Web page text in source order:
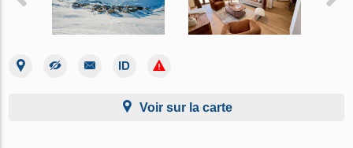
Voir sur la carte